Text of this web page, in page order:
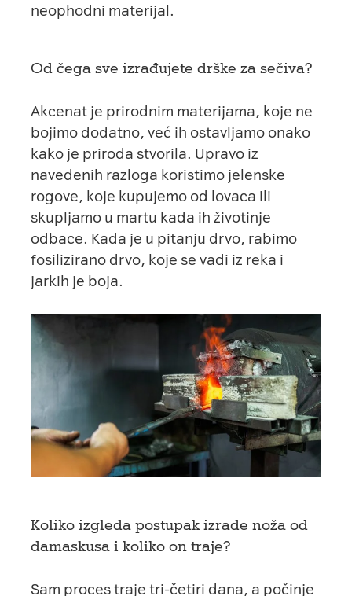
neophodni materijal.
Od čega sve izrađujete drške za sečiva?
Akcenat je prirodnim materijama, koje ne
bojimo dodatno, već ih ostavljamo onako
kako je priroda stvorila. Upravo iz
navedenih razloga koristimo jelenske
rogove, koje kupujemo od lovaca ili
skupljamo u martu kada ih životinje
odbace. Kada je u pitanju drvo, rabimo
fosilizirano drvo, koje se vadi iz reka i
jarkih je boja.
Koliko izgleda postupak izrade noža od
damaskusa i koliko on traje?
Sam proces traje tri-četiri dana, a počinje